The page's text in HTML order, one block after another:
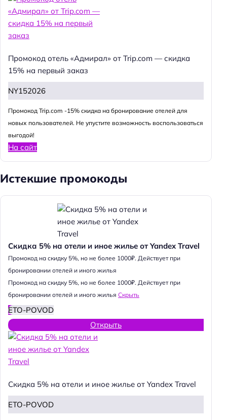
Промокод отель «Адмирал» от Trip.com — скидка
15% на первый заказ
NY152026
Промокод Trip.com -15% скидка на бронирование отелей для
новых пользователей. Не упустите возможность воспользоваться
выгодой!
На сайт
Истекшие промокоды
Скидка 5% на отели и иное жилье от Yandex Travel
Промокод на скидку 5%, но не более 1000₽. Действует при
бронировании отелей и иного жилья
Промокод на скидку 5%, но не более 1000₽. Действует при
бронировании отелей и иного жилья Скрыть
ETO-POVOD
Открыть
Скидка 5% на отели и иное жилье от Yandex Travel
ETO-POVOD